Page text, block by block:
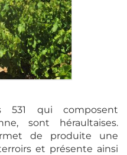
531 qui composent
sont héraultaises.
de produite une
et présente ainsi